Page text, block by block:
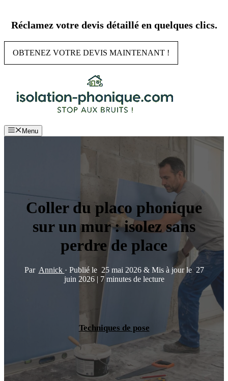
contenu
Réclamez votre devis détaillé en quelques clics.
OBTENEZ VOTRE DEVIS MAINTENANT !
Menu
Coller du placo phonique
sur un mur : isolez sans
perdre de place
Par Annick · Publié le 25 mai 2026 & Mis à jour le 27
juin 2026 | 7 minutes de lecture
Techniques de pose